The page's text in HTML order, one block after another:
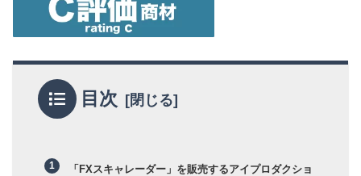
目次
「FXスキャレーダー」を販売するアイプロダクショ